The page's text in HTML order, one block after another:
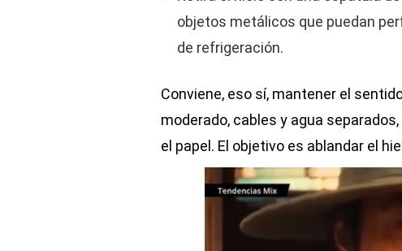
objetos metálicos que puedan
de refrigeración.
Conviene, eso sí, mantener el
moderado, cables y agua
el papel. El objetivo es ablandar el